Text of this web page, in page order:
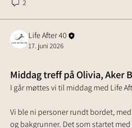
2
Life After 40
17. juni 2026
Middag treff på Olivia, Aker
I går møttes vi til middag med Life
Vi ble ni personer rundt bordet,
og bakgrunner. Det som startet